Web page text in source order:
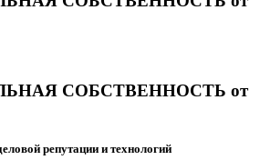
СОБСТВЕННОСТЬ от
репутации и технологий